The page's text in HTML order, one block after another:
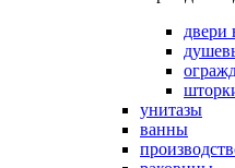
двери
унитазы
ванны